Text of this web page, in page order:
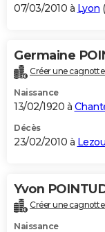
07/03/2010 à Lyon (
Germaine
Créer une
Naissance
13/02/1920 à
Décès
23/02/2010 à
Yvon
Créer une
Naissance